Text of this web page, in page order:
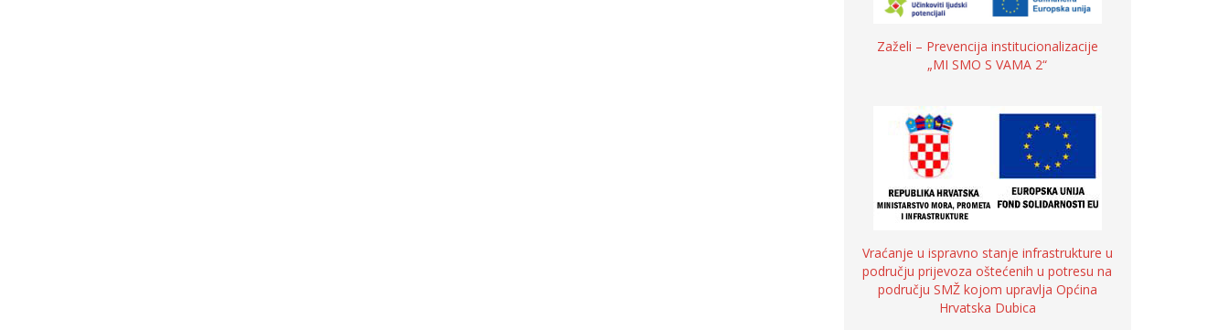
Zaželi – Prevencija institucionalizacije
„MI SMO S VAMA 2“
Vraćanje u ispravno stanje infrastrukture u
području prijevoza oštećenih u potresu na
području SMŽ kojom upravlja Općina
Hrvatska Dubica